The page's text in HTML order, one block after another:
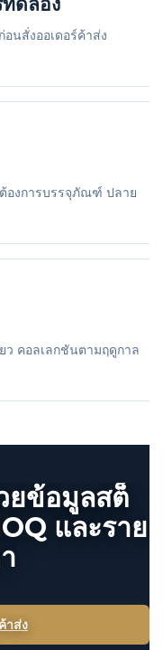
นสั่งออเดอร์ค้าส่ง
องการบรรจุภัณฑ์ ปลาย
ว คอลเลกชันตามฤดูกาล
ยข้อมูลสต็
และราย
าส่ง